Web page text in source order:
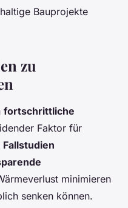
Bauprojekte
zu
fortschrittliche
Faktor für
Fallstudien
minimieren
senken können.